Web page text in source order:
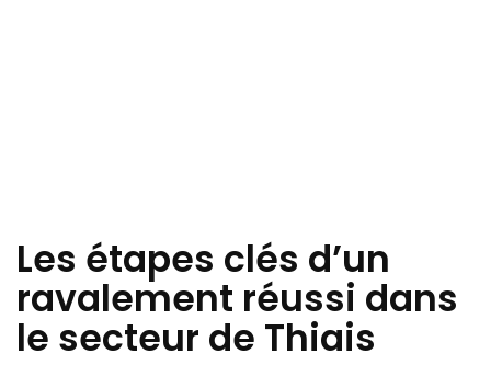
Les étapes clés d’un
ravalement réussi dans
le secteur de Thiais